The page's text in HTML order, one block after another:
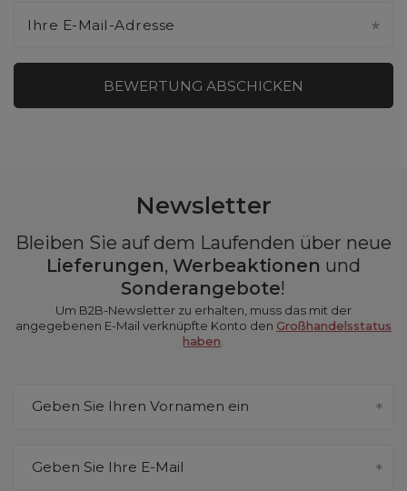
Ihre E-Mail-Adresse
BEWERTUNG ABSCHICKEN
Newsletter
Bleiben Sie auf dem Laufenden über neue
Lieferungen, Werbeaktionen und
Sonderangebote!
Um B2B-Newsletter zu erhalten, muss das mit der
angegebenen E-Mail verknüpfte Konto den Großhandelsstatus
haben
Geben Sie Ihren Vornamen ein
Geben Sie Ihre E-Mail